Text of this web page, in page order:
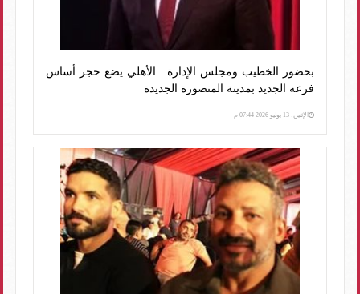
بحضور الخطيب ومجلس الإدارة.. الأهلي يضع حجر أساس
فرعه الجديد بمدينة المنصورة الجديدة
الإثنين، 13 يوليو 2026 07:44 م